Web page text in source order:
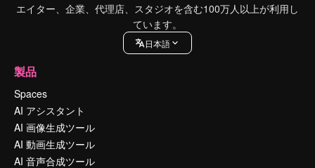
エイター、企業、代理店、スタジオを含む100万人以上が利用し
ています。
日本語
製品
Spaces
AI アシスタント
AI 画像生成ツール
AI 動画生成ツール
AI 音声合成ツール